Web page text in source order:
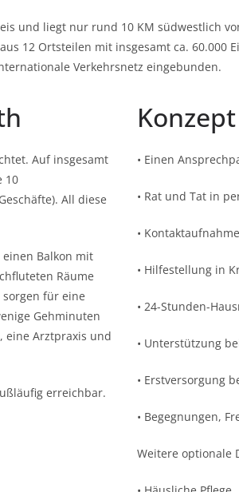
und liegt nur rund 10 KM südwestlich
12 Ortsteilen mit insgesamt ca.
Verkehrsnetz eingebunden.
Auf insgesamt
10
All diese
Balkon mit
Räume
für eine
Gehminuten
eine Arztpraxis und
erreichbar.
• Einen
• Rat und Tat in
•
• Hilfestellung in
• 24-Stunden-
• Unterstützung
• Erstversorgung
• Begegnungen,
Weitere optionale